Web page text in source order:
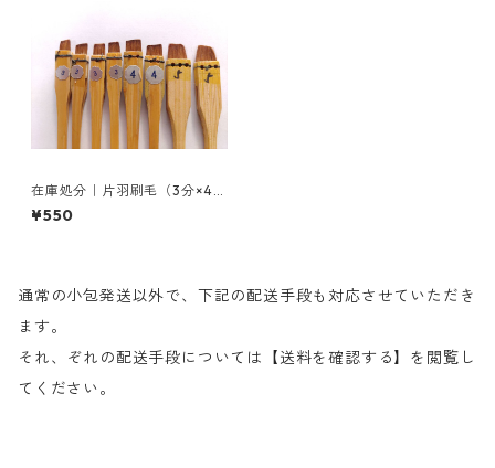
在庫処分｜片羽刷毛（3分×4
本、4分×2本、5分×1本）
¥550
通常の小包発送以外で、下記の配送手段も対応させていただき
ます。
それ、ぞれの配送手段については【送料を確認する】を閲覧し
てください。